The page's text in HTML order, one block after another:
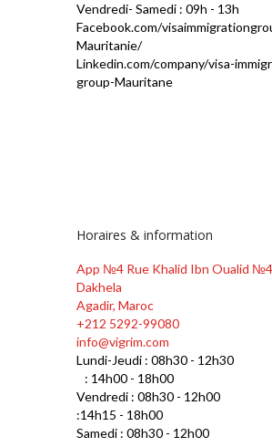
Vendredi- Samedi : 09h - 13h
Facebook.com/
Mauritanie/
Linkedin.com/company/visa-
group-Mauritane
Horaires & information
App №4 Rue Khalid Ibn Oualid
Dakhela
Agadir, Maroc
+212 5292-99080
info@vigrim.com
Lundi-Jeudi : 08h30 - 12h30
: 14h00 - 18h00
Vendredi : 08h30 - 12h00
:14h15 - 18h00
Samedi : 08h30 - 12h00